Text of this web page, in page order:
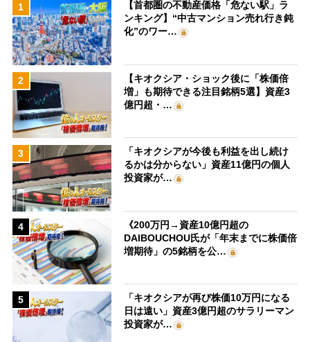
1
【首都圏の不動産価格「危ない駅」ラ
ンキング】“中古マンション売れ行き鈍
化”のワー…
2
【キオクシア・ショック後に「株価倍
増」も期待できる注目銘柄5選】資産3
億円超・…
3
「キオクシアが今後も利益を出し続け
るかは分からない」資産11億円の個人
投資家が…
4
《200万円→資産10億円超の
DAIBOUCHOU氏が「年末までに株価倍
増期待」の5銘柄を公…
5
「キオクシアが再び株価10万円になる
日は遠い」資産3億円超のサラリーマン
投資家が…